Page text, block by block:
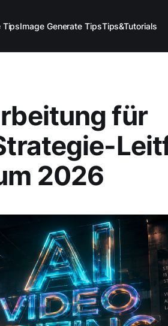
TipsImage Generate TipsTips&Tutorials
für
2026